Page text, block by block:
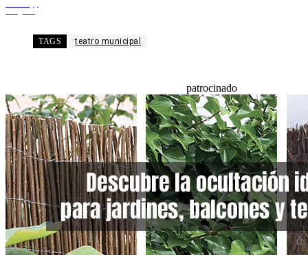
TAGS teatro municipal
patrocinado